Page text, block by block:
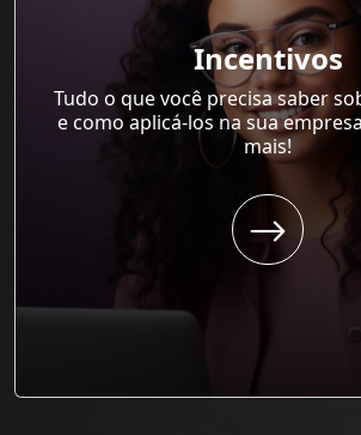
Incentivos
Tudo o que você precisa saber
e como aplicá-los na sua
mais!